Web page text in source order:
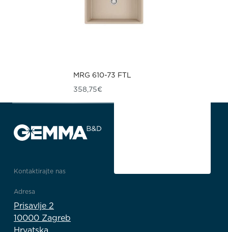
MRG 610-73 FTL
358,75€
Kontaktirajte nas
Adresa
Prisavlje 2
10000 Zagreb